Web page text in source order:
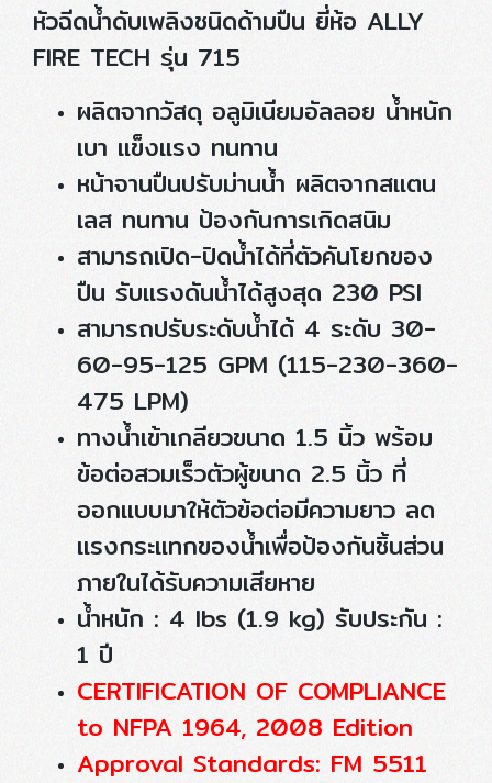
หัวฉีดน้ำดับเพลิงชนิดด้ามปืน ยี่ห้อ ALLY
FIRE TECH รุ่น 715
ผลิตจากวัสดุ อลูมิเนียมอัลลอย น้ำหนัก
เบา แข็งแรง ทนทาน
หน้าจานปืนปรับม่านน้ำ ผลิตจากสแตน
เลส ทนทาน ป้องกันการเกิดสนิม
สามารถเปิด-ปิดน้ำได้ที่ตัวคันโยกของ
ปืน รับแรงดันน้ำได้สูงสุด 230 PSI
สามารถปรับระดับน้ำได้ 4 ระดับ 30-
60-95-125 GPM (115-230-360-
475 LPM)
ทางน้ำเข้าเกลียวขนาด 1.5 นิ้ว พร้อม
ข้อต่อสวมเร็วตัวผู้ขนาด 2.5 นิ้ว ที่
ออกแบบมาให้ตัวข้อต่อมีความยาว ลด
แรงกระแทกของน้ำเพื่อป้องกันชิ้นส่วน
ภายในได้รับความเสียหาย
น้ำหนัก : 4 lbs (1.9 kg) รับประกัน :
1 ปี
CERTIFICATION OF COMPLIANCE
to NFPA 1964, 2008 Edition
Approval Standards: FM 5511